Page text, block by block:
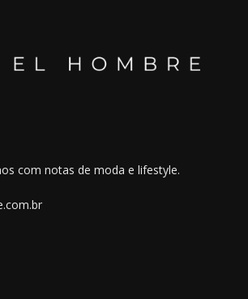
com notas de moda e lifestyle.